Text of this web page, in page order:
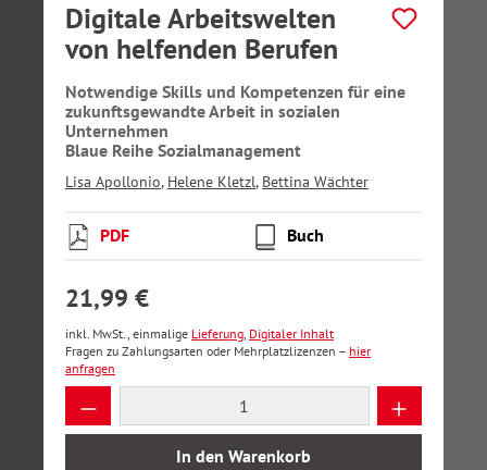
Digitale Arbeitswelten
von helfenden Berufen
Notwendige Skills und Kompetenzen für eine
zukunftsgewandte Arbeit in sozialen
Unternehmen
Blaue Reihe Sozialmanagement
Lisa Apollonio, Helene Kletzl, Bettina Wächter
PDF Buch
21,99 €
inkl. MwSt., einmalige Lieferung, Digitaler Inhalt
Fragen zu Zahlungsarten oder Mehrplatzlizenzen – hier
anfragen
Produkt Anzahl: Gib den gewünschten
In den Warenkorb